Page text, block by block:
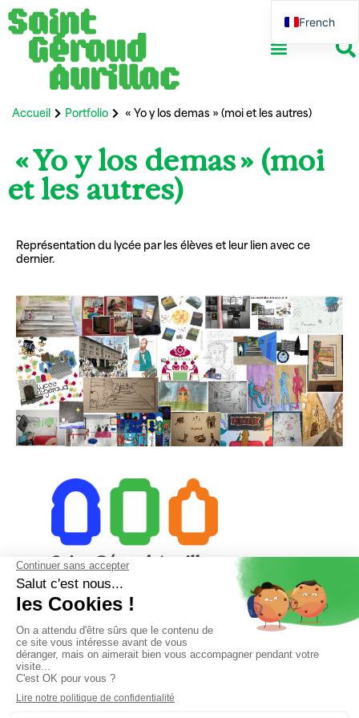
Accueil Portfolio « Yo y los demas » (moi et les autres)
« Yo y los demas » (moi
et les autres)
Représentation du lycée par les élèves et leur lien avec ce
dernier.
23 rue du Collège 15000 Aurillac
04 71 48 28 18
Accueil téléphonique de 8h à 12h et de 13h à 18h
Le vendredi de 8h à 12h et de 13h à 16h
French